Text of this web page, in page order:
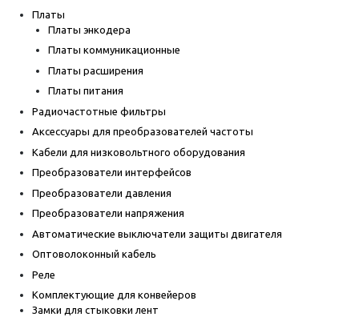
Платы
Платы энкодера
Платы коммуникационные
Платы расширения
Платы питания
Радиочастотные фильтры
Аксессуары для преобразователей частоты
Кабели для низковольтного оборудования
Преобразователи интерфейсов
Преобразователи давления
Преобразователи напряжения
Автоматические выключатели защиты двигателя
Оптоволоконный кабель
Реле
Комплектующие для конвейеров
Замки для стыковки лент